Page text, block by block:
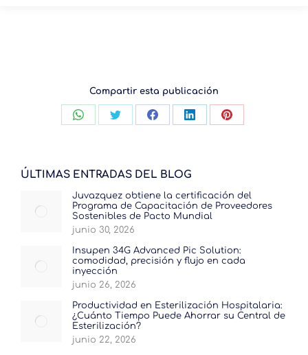
Compartir esta publicación
CompartirCompartirCompartirCompartirCompartir
ÚLTIMAS ENTRADAS DEL BLOG
Juvazquez obtiene la certificación del
Programa de Capacitación de Proveedores
Sostenibles de Pacto Mundial
junio 30, 2026
Insupen 34G Advanced Pic Solution:
comodidad, precisión y flujo en cada
inyección
junio 26, 2026
Productividad en Esterilización Hospitalaria:
¿Cuánto Tiempo Puede Ahorrar su Central de
Esterilización?
junio 22, 2026